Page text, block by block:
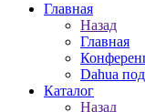
Главная
Назад
Главная
Dahua
Каталог
Назад